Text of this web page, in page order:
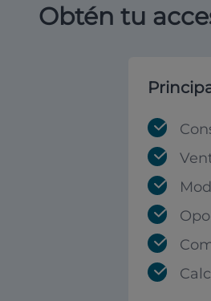
Obtén tu